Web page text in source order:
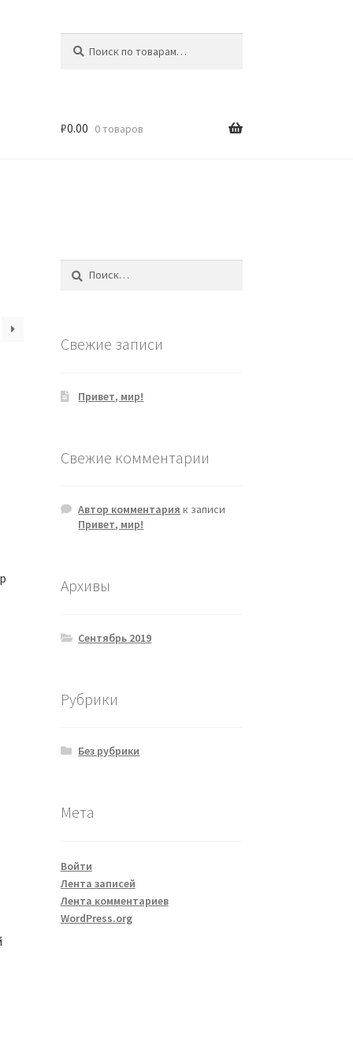
₽0.00 0 товаров
Найти:
Свежие записи
Привет, мир!
Свежие комментарии
Автор комментария к записи
Привет, мир!
Архивы
Сентябрь 2019
Рубрики
Без рубрики
Мета
Войти
Лента записей
Лента комментариев
WordPress.org